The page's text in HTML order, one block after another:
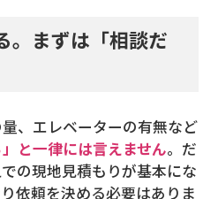
。まずは「相談だ
、エレベーターの有無など
」と一律には言えません。だ
の現地見積もりが基本にな
依頼を決める必要はありま